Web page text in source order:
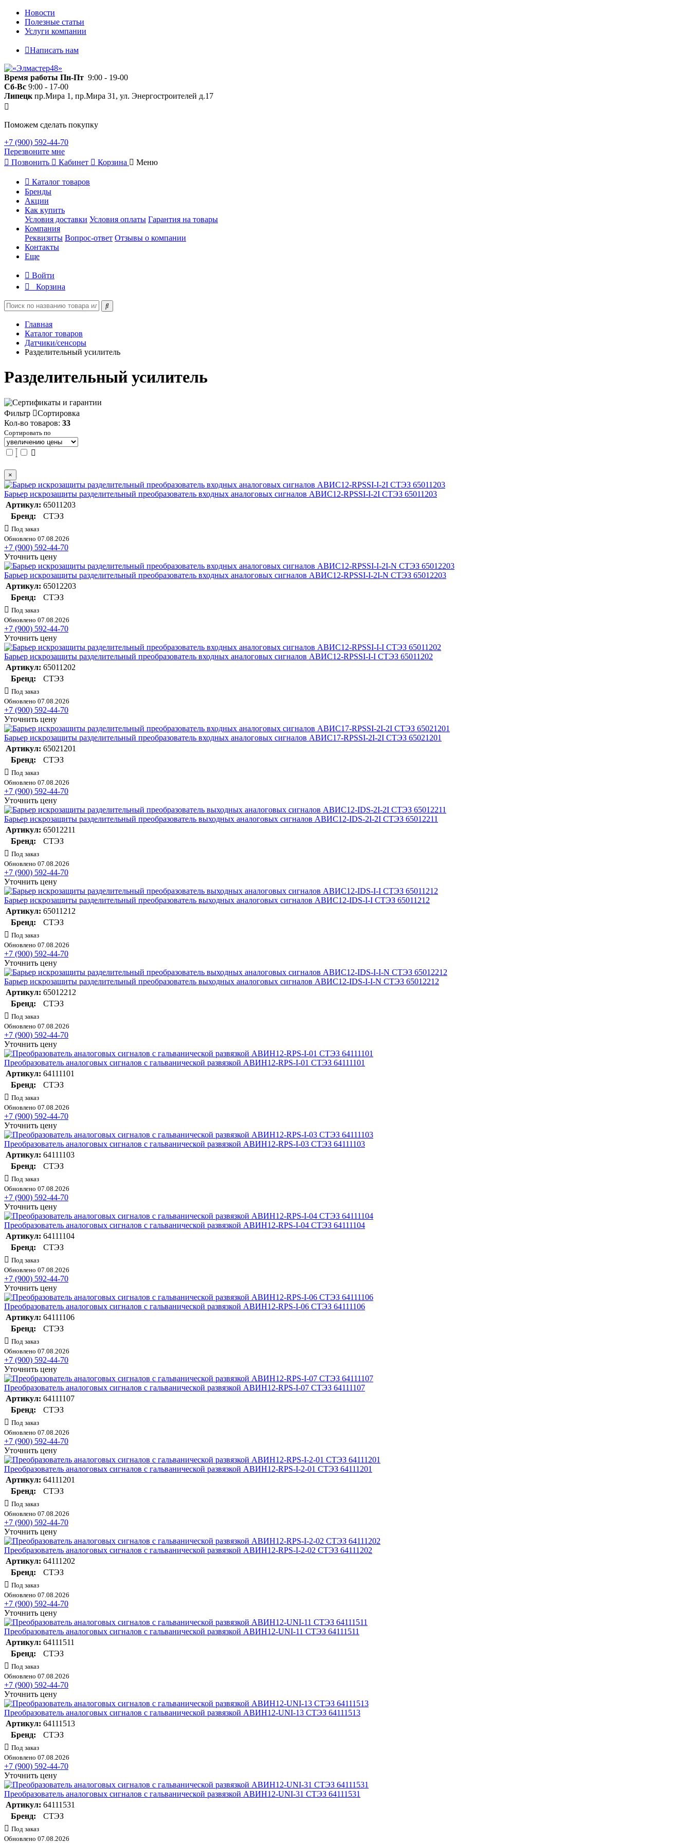
Новости
Полезные статьи
Услуги компании
Написать нам
Время работы Пн-Пт 9:00 - 19-00
Сб-Вс 9:00 - 17-00
Липецк пр.Мира 1, пр.Мира 31, ул. Энергостроителей д.17
Поможем сделать покупку
+7 (900) 592-44-70
Перезвоните мне
Позвонить
Кабинет Корзина Меню
Каталог товаров
Бренды
Акции
Как купить
Условия доставки Условия оплаты Гарантия на товары
Компания
Реквизиты Вопрос-ответ Отзывы о компании
Контакты
Еще
Войти
Корзина
Главная
Каталог товаров
Датчики/сенсоры
Разделительный усилитель
Разделительный усилитель
Фильтр
Сортировка
Кол-во товаров: 33
Сортировать по
×
Барьер искрозащиты разделительный преобразователь входных аналоговых сигналов АВИС12-RPSSI-I-2I СТЭЗ 65011203
Артикул: 65011203
Бренд:
СТЭЗ
Под заказ
Обновлено 07.08.2026
+7 (900) 592-44-70
Уточнить цену
Барьер искрозащиты разделительный преобразователь входных аналоговых сигналов АВИС12-RPSSI-I-2I-N СТЭЗ 65012203
Артикул: 65012203
Бренд:
СТЭЗ
Под заказ
Обновлено 07.08.2026
+7 (900) 592-44-70
Уточнить цену
Барьер искрозащиты разделительный преобразователь входных аналоговых сигналов АВИС12-RPSSI-I-I СТЭЗ 65011202
Артикул: 65011202
Бренд:
СТЭЗ
Под заказ
Обновлено 07.08.2026
+7 (900) 592-44-70
Уточнить цену
Барьер искрозащиты разделительный преобразователь входных аналоговых сигналов АВИС17-RPSSI-2I-2I СТЭЗ 65021201
Артикул: 65021201
Бренд:
СТЭЗ
Под заказ
Обновлено 07.08.2026
+7 (900) 592-44-70
Уточнить цену
Барьер искрозащиты разделительный преобразователь выходных аналоговых сигналов АВИС12-IDS-2I-2I СТЭЗ 65012211
Артикул: 65012211
Бренд:
СТЭЗ
Под заказ
Обновлено 07.08.2026
+7 (900) 592-44-70
Уточнить цену
Барьер искрозащиты разделительный преобразователь выходных аналоговых сигналов АВИС12-IDS-I-I СТЭЗ 65011212
Артикул: 65011212
Бренд:
СТЭЗ
Под заказ
Обновлено 07.08.2026
+7 (900) 592-44-70
Уточнить цену
Барьер искрозащиты разделительный преобразователь выходных аналоговых сигналов АВИС12-IDS-I-I-N СТЭЗ 65012212
Артикул: 65012212
Бренд:
СТЭЗ
Под заказ
Обновлено 07.08.2026
+7 (900) 592-44-70
Уточнить цену
Преобразователь аналоговых сигналов с гальванической развязкой АВИН12-RPS-I-01 СТЭЗ 64111101
Артикул: 64111101
Бренд:
СТЭЗ
Под заказ
Обновлено 07.08.2026
+7 (900) 592-44-70
Уточнить цену
Преобразователь аналоговых сигналов с гальванической развязкой АВИН12-RPS-I-03 СТЭЗ 64111103
Артикул: 64111103
Бренд:
СТЭЗ
Под заказ
Обновлено 07.08.2026
+7 (900) 592-44-70
Уточнить цену
Преобразователь аналоговых сигналов с гальванической развязкой АВИН12-RPS-I-04 СТЭЗ 64111104
Артикул: 64111104
Бренд:
СТЭЗ
Под заказ
Обновлено 07.08.2026
+7 (900) 592-44-70
Уточнить цену
Преобразователь аналоговых сигналов с гальванической развязкой АВИН12-RPS-I-06 СТЭЗ 64111106
Артикул: 64111106
Бренд:
СТЭЗ
Под заказ
Обновлено 07.08.2026
+7 (900) 592-44-70
Уточнить цену
Преобразователь аналоговых сигналов с гальванической развязкой АВИН12-RPS-I-07 СТЭЗ 64111107
Артикул: 64111107
Бренд:
СТЭЗ
Под заказ
Обновлено 07.08.2026
+7 (900) 592-44-70
Уточнить цену
Преобразователь аналоговых сигналов с гальванической развязкой АВИН12-RPS-I-2-01 СТЭЗ 64111201
Артикул: 64111201
Бренд:
СТЭЗ
Под заказ
Обновлено 07.08.2026
+7 (900) 592-44-70
Уточнить цену
Преобразователь аналоговых сигналов с гальванической развязкой АВИН12-RPS-I-2-02 СТЭЗ 64111202
Артикул: 64111202
Бренд:
СТЭЗ
Под заказ
Обновлено 07.08.2026
+7 (900) 592-44-70
Уточнить цену
Преобразователь аналоговых сигналов с гальванической развязкой АВИН12-UNI-11 СТЭЗ 64111511
Артикул: 64111511
Бренд:
СТЭЗ
Под заказ
Обновлено 07.08.2026
+7 (900) 592-44-70
Уточнить цену
Преобразователь аналоговых сигналов с гальванической развязкой АВИН12-UNI-13 СТЭЗ 64111513
Артикул: 64111513
Бренд:
СТЭЗ
Под заказ
Обновлено 07.08.2026
+7 (900) 592-44-70
Уточнить цену
Преобразователь аналоговых сигналов с гальванической развязкой АВИН12-UNI-31 СТЭЗ 64111531
Артикул: 64111531
Бренд:
СТЭЗ
Под заказ
Обновлено 07.08.2026